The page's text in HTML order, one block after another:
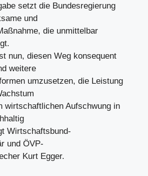
setzt die Bundesregierung
und
die unmittelbar
nun, diesen Weg konsequent
weitere
umzusetzen, die Leistung
wirtschaftlichen Aufschwung in
Wirtschaftsbund-
und ÖVP-
Kurt Egger.